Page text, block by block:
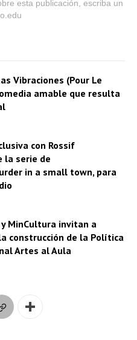
esta publicación, escriba un
Vibraciones (Pour Le
amable que resulta
con Rossif
la serie de
in a small town, para
y MinCultura invitan a
construcción de la Política
Artes al Aula